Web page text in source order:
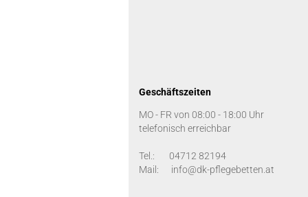
Geschäftszeiten
MO - FR von 08:00 - 18:00 Uhr
telefonisch erreichbar
Tel.: 04712 82194
Mail: info@dk-pflegebetten.at